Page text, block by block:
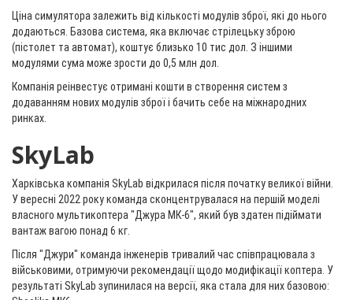
Ціна симулятора залежить від кількості модулів зброї, які до нього
додаються. Базова система, яка включає стрілецьку зброю
(пістолет та автомат), коштує близько 10 тис дол. З іншими
модулями сума може зрости до 0,5 млн дол.
Компанія реінвестує отримані кошти в створення систем з
додаванням нових модулів зброї і бачить себе на міжнародних
ринках.
SkyLab
Харківська компанія SkyLab відкрилася після початку великої війни.
У вересні 2022 року команда сконцентрувалася на першій моделі
власного мультикоптера "Джура МК-6", який був здатен підіймати
вантаж вагою понад 6 кг.
Після "Джури" команда інженерів тривалий час співпрацювала з
військовими, отримуючи рекомендації щодо модифікації коптера. У
результаті SkyLab зупинилася на версії, яка стала для них базовою: